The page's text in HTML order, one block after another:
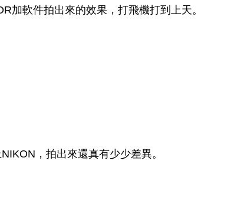
加軟件拍出來的效果，打飛機打到上天。
，拍出來還真有少少差異。